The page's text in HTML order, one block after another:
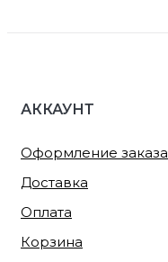
АККАУНТ
Оформление заказа
Доставка
Оплата
Корзина